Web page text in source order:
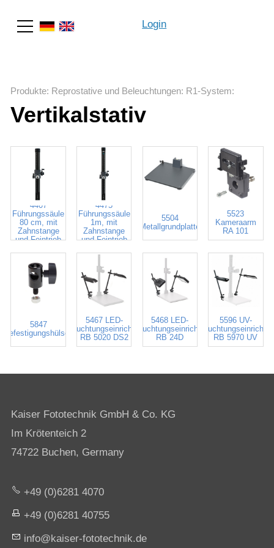
Login
Produkte: Reprostative und Beleuchtungen: R1-System:
Vertikalstativ
4407
Führungssäule
80 cm, mit
Zahnstange
und Feintrieb
4475
Führungssäule
1m, mit
Zahnstange
und Feintrieb
5504
Metallgrundplatte
5523
Kameraarm
RA 101
5847
Befestigungshülsen
5467 LED-
Beleuchtungseinrichtung
RB 5020 DS2
5468 LED-
Beleuchtungseinrichtung
RB 24D
5596 UV-
RB 5970 UV
Kaiser Fototechnik GmbH & Co. KG
Im Krötenteich 2
74722 Buchen, Germany
+49 (0)6281 4070
+49 (0)6281 40755
nf
k s r-f t t chn k d